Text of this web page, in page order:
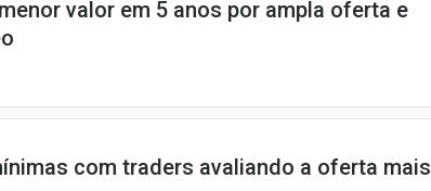
valor em 5 anos por ampla oferta e
com traders avaliando a oferta mais